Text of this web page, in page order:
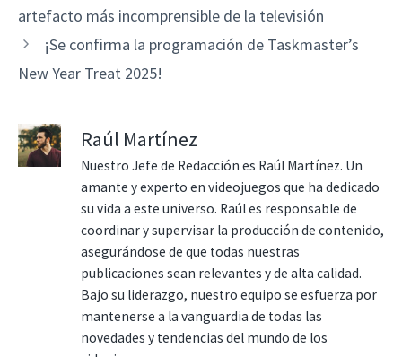
artefacto más incomprensible de la televisión
¡Se confirma la programación de Taskmaster’s
New Year Treat 2025!
Raúl Martínez
Nuestro Jefe de Redacción es Raúl Martínez. Un
amante y experto en videojuegos que ha dedicado
su vida a este universo. Raúl es responsable de
coordinar y supervisar la producción de contenido,
asegurándose de que todas nuestras
publicaciones sean relevantes y de alta calidad.
Bajo su liderazgo, nuestro equipo se esfuerza por
mantenerse a la vanguardia de todas las
novedades y tendencias del mundo de los